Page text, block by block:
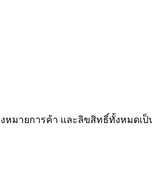
หมายการค้า และลิขสิทธิ์ทั้งหมดเป็